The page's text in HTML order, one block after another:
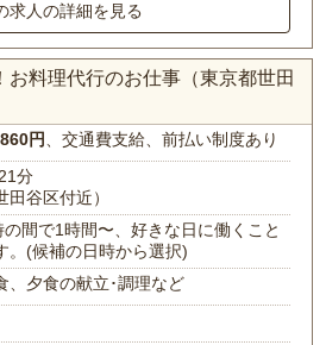
求人の詳細を見る
お料理代行のお仕事（東京都世田
円 、交通費支給、前払い制度あり
分
田谷区付近）
間で1時間〜、好きな日に働くこと
。(候補の日時から選択)
、夕食の献立･調理など